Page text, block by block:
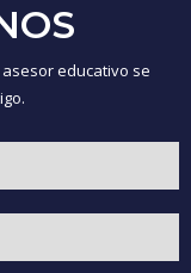
educativo se